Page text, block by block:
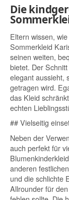
Die
Eltern wissen,
Sommerkleid
seinen weiten,
bietet. Der
elegant aussieht,
getragen wird.
das Kleid
echten
## Vielseitig
Neben der
auch perfekt für
anderen
und die schlichte
Allrounder für